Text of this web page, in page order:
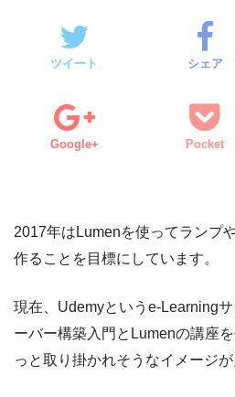
ツイート シェア
Google+ Pocket
2017年はLumenを使ってランプ
作ることを目標にしています。
現在、Udemyというe-Learning
ーバー構築入門とLumenの講座
っと取り掛かれそうなイメージが